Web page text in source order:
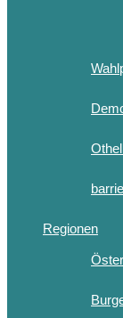
Regionen